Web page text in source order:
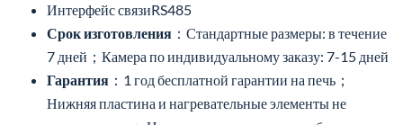
Интерфейс связиRS485
Срок изготовления ：Стандартные размеры: в течение
7 дней；Камера по индивидуальному заказу: 7-15 дней
Гарантия ：1 год бесплатной гарантии на печь；
Нижняя пластина и нагревательные элементы не